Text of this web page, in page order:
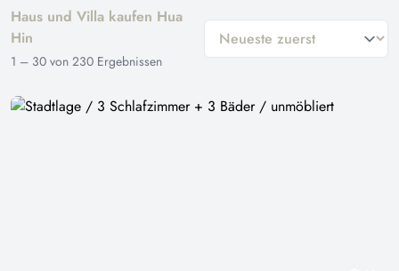
Haus und Villa kaufen Hua
Hin
1 – 30 von 230 Ergebnissen
general.sort-by